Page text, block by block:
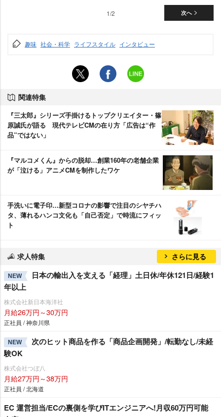
次へ
1/2
趣味 社会・科学 ライフスタイル インタビュー
関連特集
『三太郎』シリーズ手掛けるトップクリエイター・篠
原誠氏が語る 現代テレビCMの在り方「広告は“作
品”ではない」
『マルコメくん』からの脱却…創業160年の老舗企業
が「泣ける」アニメCMを制作したワケ
手洗いに電子印…新型コロナの影響で注目のシヤチハ
タ、薄れるハンコ文化も「自己否定」で時流にフィッ
ト
求人特集 さらに見る
NEW
日本の輸出入を支える「経理」土日休/年休121日/経験1
年以上
株式会社新日本海洋社
月給26万円～30万円
正社員 / 神奈川県
NEW
次のヒット商品を作る「商品企画開発」/転勤なし/未経
験OK
株式会社つぼ八
月給27万円～38万円
正社員 / 北海道
EC 運営担当/ECの裏側を学びITエンジニアへ!月収60万円可能